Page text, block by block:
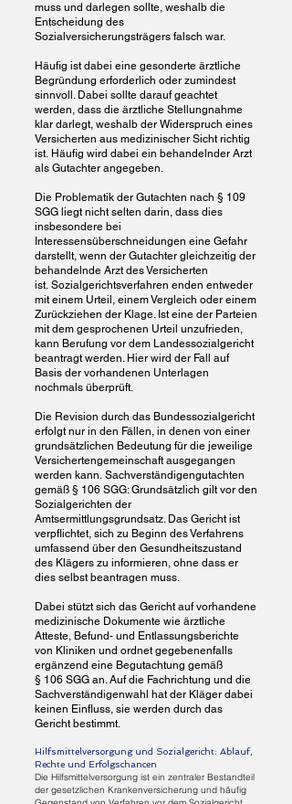
muss und darlegen sollte, weshalb die
Entscheidung des
Sozialversicherungsträgers falsch war.
Häufig ist dabei eine gesonderte ärztliche
Begründung erforderlich oder zumindest
sinnvoll. Dabei sollte darauf geachtet
werden, dass die ärztliche Stellungnahme
klar darlegt, weshalb der Widerspruch eines
Versicherten aus medizinischer Sicht richtig
ist. Häufig wird dabei ein behandelnder Arzt
als Gutachter angegeben.
Die Problematik der Gutachten nach § 109
SGG liegt nicht selten darin, dass dies
insbesondere bei
Interessensüberschneidungen eine Gefahr
darstellt, wenn der Gutachter gleichzeitig der
behandelnde Arzt des Versicherten
ist. Sozialgerichtsverfahren enden entweder
mit einem Urteil, einem Vergleich oder einem
Zurückziehen der Klage. Ist eine der Parteien
mit dem gesprochenen Urteil unzufrieden,
kann Berufung vor dem Landessozialgericht
beantragt werden. Hier wird der Fall auf
Basis der vorhandenen Unterlagen
nochmals überprüft.
Die Revision durch das Bundessozialgericht
erfolgt nur in den Fällen, in denen von einer
grundsätzlichen Bedeutung für die jeweilige
Versichertengemeinschaft ausgegangen
werden kann. Sachverständigengutachten
gemäß § 106 SGG: Grundsätzlich gilt vor den
Sozialgerichten der
Amtsermittlungsgrundsatz. Das Gericht ist
verpflichtet, sich zu Beginn des Verfahrens
umfassend über den Gesundheitszustand
des Klägers zu informieren, ohne dass er
dies selbst beantragen muss.
Dabei stützt sich das Gericht auf vorhandene
medizinische Dokumente wie ärztliche
Atteste, Befund- und Entlassungsberichte
von Kliniken und ordnet gegebenenfalls
ergänzend eine Begutachtung gemäß
§ 106 SGG an. Auf die Fachrichtung und die
Sachverständigenwahl hat der Kläger dabei
keinen Einfluss, sie werden durch das
Gericht bestimmt.
Hilfsmittelversorgung und Sozialgericht: Ablauf,
Rechte und Erfolgschancen
Die Hilfsmittelversorgung ist ein zentraler Bestandteil
der gesetzlichen Krankenversicherung und häufig